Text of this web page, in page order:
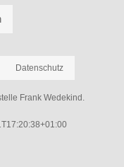
Datenschutz
Frank Wedekind.